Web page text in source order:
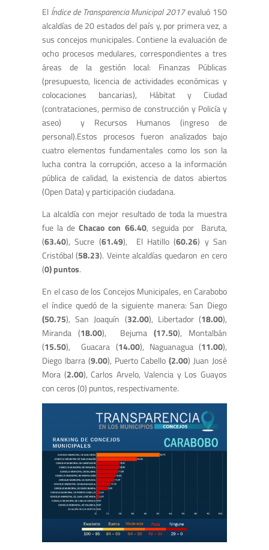
El Índice de Transparencia Municipal 2017evaluó 150
alcaldías de 20 estados del país y, por primera vez, a
sus concejos municipales. Contiene la evaluación de
ocho procesos medulares, correspondientes a tres
áreas de la gestión local: Finanzas Públicas
(presupuesto, licencia de actividades económicas y
colocaciones bancarias), Hábitat y Ciudad
(contrataciones, permiso de construcción y Policía y
aseo) y Recursos Humanos (ingreso de
personal).Estos procesos fueron analizados bajo
cuatro elementos fundamentales como los son la
lucha contra la corrupción, acceso a la información
pública de calidad, la existencia de datos abiertos
(Open Data) y participación ciudadana.
La alcaldía con mejor resultado de toda la muestra
fue la deChacao con 66.40, seguida por Baruta,
(63.40), Sucre (61.49), El Hatillo (60.26) y San
Cristóbal (58.23). Veinte alcaldías quedaron en cero
(0) puntos.
En el caso de los Concejos Municipales, en Carabobo
el índice quedó de la siguiente manera: San Diego
(50.75), San Joaquín (32.00), Libertador (18.00),
Miranda (18.00), Bejuma (17.50), Montalbán
(15.50), Guacara (14.00), Naguanagua (11.00),
Diego Ibarra (9.00), Puerto Cabello(2.00) Juan José
Mora (2.00), Carlos Arvelo, Valencia y Los Guayos
con ceros (0) puntos, respectivamente.